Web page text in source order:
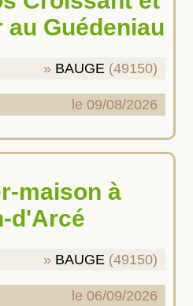
au Guédeniau
BAUGE (49150)
le 09/08/2026
d'Arcé
BAUGE (49150)
le 06/09/2026